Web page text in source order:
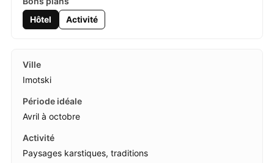
Hôtel Activité
Imotski
Avril à octobre
Paysages karstiques, traditions